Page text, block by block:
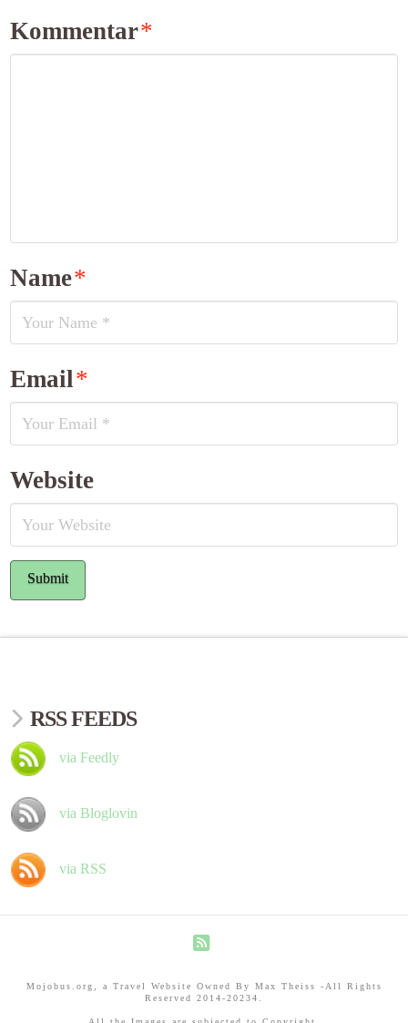
Kommentar*
Name*
Email*
Website
RSS FEEDS
via Feedly
via Bloglovin
via RSS
Mojobus.org, a Travel Website Owned By Max Theiss -All Rights
Reserved 2014-20234.